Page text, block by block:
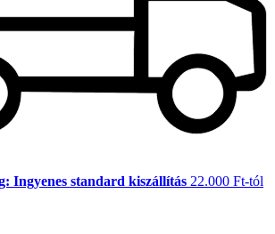
Ingyenes standard kiszállítás 22.000 Ft-tól